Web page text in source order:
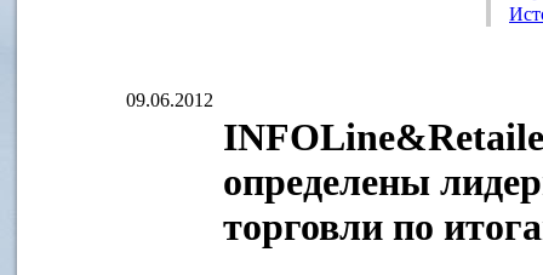
09.06.2012
определены
торговли по